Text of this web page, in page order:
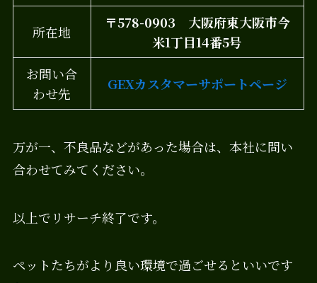
所在地
〒578-0903 大阪府東大阪市今
米1丁目14番5号
お問い合
わせ先
GEXカスタマーサポートページ
万が一、不良品などがあった場合は、本社に問い
合わせてみてください。
以上でリサーチ終了です。
ペットたちがより良い環境で過ごせるといいです